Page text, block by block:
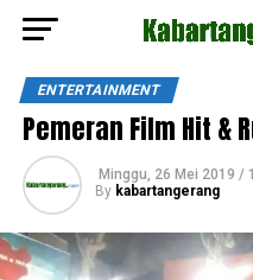
ENTERTAINMENT
Pemeran Film Hit &
Minggu, 26 Mei 2019 /
By kabartangerang